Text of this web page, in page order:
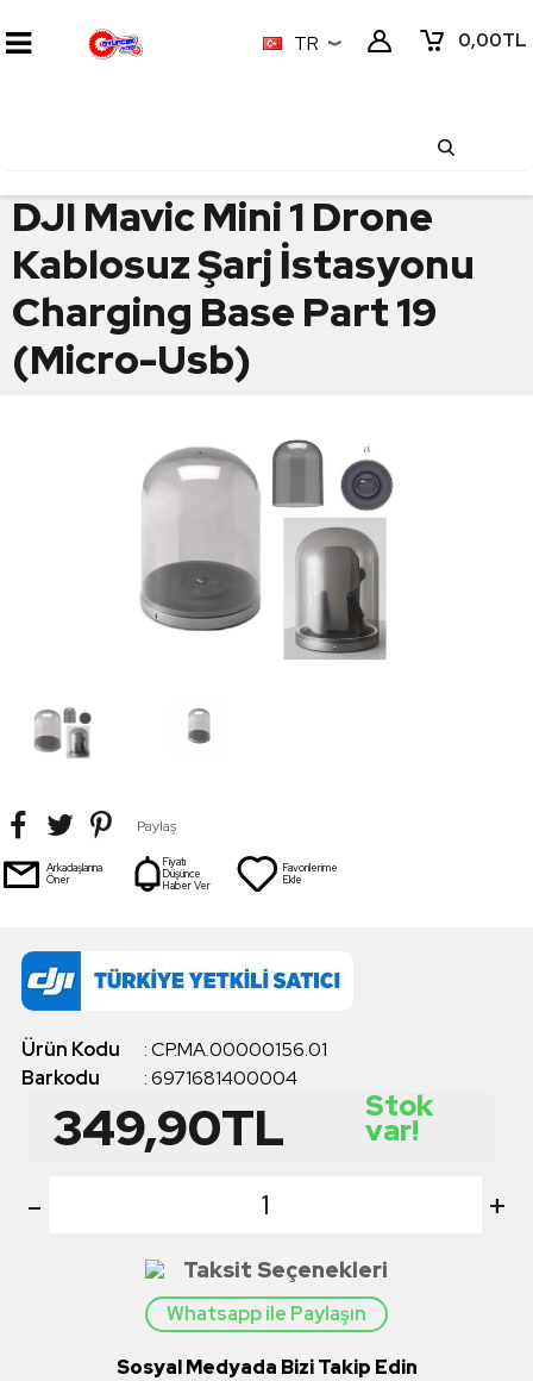
0,00TL
TR
DJI Mavic Mini 1 Drone
Kablosuz Şarj İstasyonu
Charging Base Part 19
(Micro-Usb)
Paylaş
Arkadaşlarına
Öner
Fiyatı
Düşünce
Haber Ver
Favorilerime
Ekle
Ürün Kodu :CP.MA.00000156.01
Barkodu
:6971681400004
349,90TL Stok
var!
- +
Taksit Seçenekleri
Whatsapp ile Paylaşın
Sosyal Medyada Bizi Takip Edin